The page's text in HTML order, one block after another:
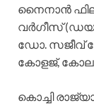
നൈനാൻ
വർഗീസ്
ഡോ. സജീവ്
കോളജ്,
കൊച്ചി